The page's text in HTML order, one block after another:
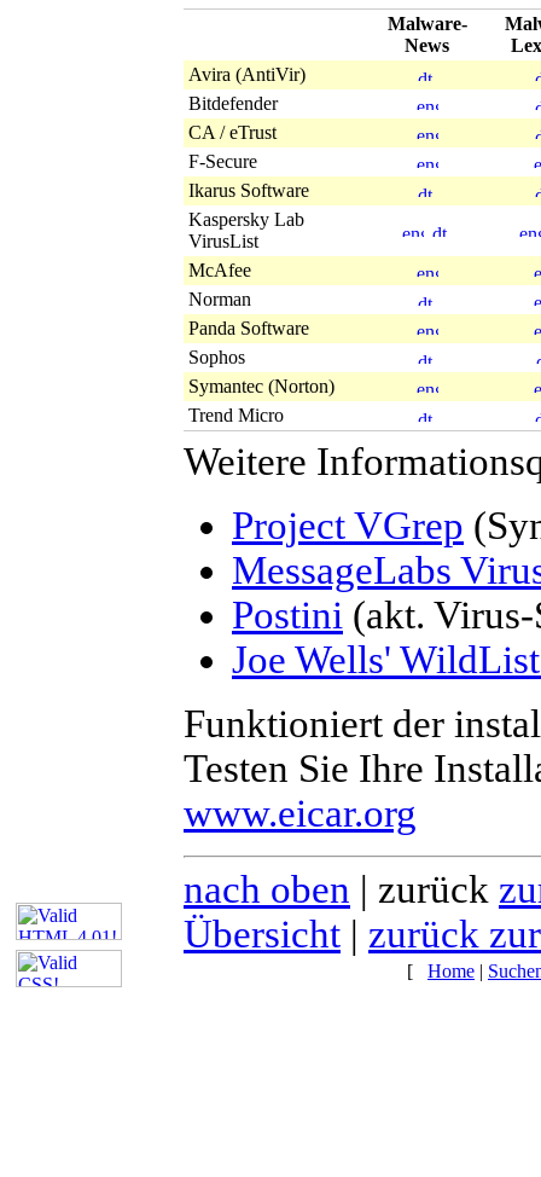
Malware-
News
Avira (AntiVir)
Bitdefender
CA / eTrust
F-Secure
Ikarus Software
Kaspersky Lab
VirusList
McAfee
Norman
Panda Software
Sophos
Symantec (Norton)
Trend Micro
Weitere
Project VGrep
MessageLabs
Postini (akt.
Joe Wells'
Funktioniert der
Testen Sie Ihre
www.eicar.org
nach oben | zurück
Übersicht | zurück
[ Home |